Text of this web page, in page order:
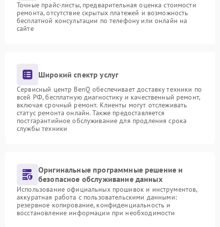
Точные прайс-листы, предварительная оценка стоимости
ремонта, отсутствие скрытых платежей и возможность
бесплатной консультации по телефону или онлайн на
сайте
Широкий спектр услуг
Сервисный центр BenQ обеспечивает доставку техники по
всей РФ, бесплатную диагностику и качественный ремонт,
включая срочный ремонт. Клиенты могут отслеживать
статус ремонта онлайн. Также предоставляется
постгарантийное обслуживание для продления срока
службы техники
Оригинальные программные решение и
безопасное обслуживание данных
Использование официальных прошивок и инструментов,
аккуратная работа с пользовательскими данными:
резервное копирование, конфиденциальность и
восстановление информации при необходимости